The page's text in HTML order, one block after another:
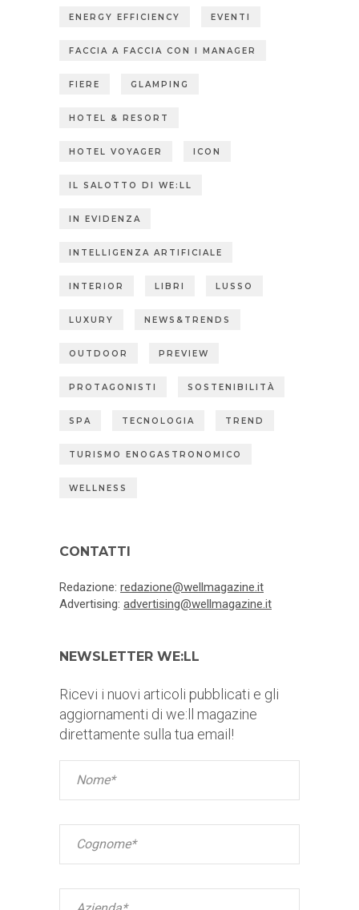
ENERGY EFFICIENCY EVENTI
FACCIA A FACCIA CON I MANAGER
FIERE GLAMPING
HOTEL & RESORT
HOTEL VOYAGER ICON
IL SALOTTO DI WE:LL
IN EVIDENZA
INTELLIGENZA ARTIFICIALE
INTERIOR LIBRI LUSSO
LUXURY NEWS&TRENDS
OUTDOOR PREVIEW
PROTAGONISTI SOSTENIBILITÀ
SPA TECNOLOGIA TREND
TURISMO ENOGASTRONOMICO
WELLNESS
CONTATTI
Redazione: redazione@wellmagazine.it
Advertising: advertising@wellmagazine.it
NEWSLETTER WE:LL
Ricevi i nuovi articoli pubblicati e gli
aggiornamenti di we:ll magazine
direttamente sulla tua email!